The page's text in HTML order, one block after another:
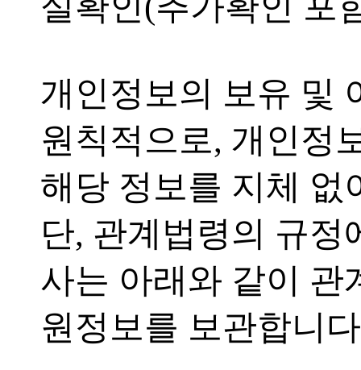
개인정보의 보유 및
원칙적으로, 개인정
해당 정보를 지체 없
단, 관계법령의 규정
사는 아래와 같이 관
원정보를 보관합니